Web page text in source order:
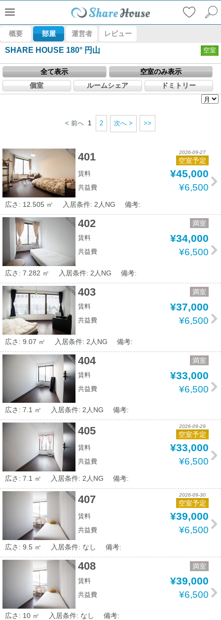
概要 部屋 運営者 レビュー
SHARE HOUSE 180° 円山 空室
全て表示
空室のみ表示
個室
ルームシェア ドミトリー
< 前へ 1 2 次へ > >>
401 2026-09-27
空室予定
賃料 ¥45,000
共益費 ¥6,500
広さ: 12.505 ㎡ 入居条件: 2人NG 備考:
402 満室
賃料 ¥34,000
共益費 ¥6,500
広さ: 7.282 ㎡ 入居条件: 2人NG 備考:
403 満室
賃料 ¥37,000
共益費 ¥6,500
広さ: 9.07 ㎡ 入居条件: 2人NG 備考:
404 満室
賃料 ¥33,000
共益費 ¥6,500
広さ: 7.1 ㎡ 入居条件: 2人NG 備考:
405 2026-09-29
空室予定
賃料 ¥33,000
共益費 ¥6,500
広さ: 7.1 ㎡ 入居条件: 2人NG 備考:
407 2026-09-30
空室予定
賃料 ¥39,000
共益費 ¥6,500
広さ: 9.5 ㎡ 入居条件: なし 備考:
408 満室
賃料 ¥39,000
共益費 ¥6,500
広さ: 10 ㎡ 入居条件: なし 備考: